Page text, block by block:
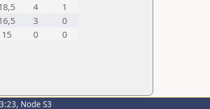
4
1
3
0
15 0
0
Node S3